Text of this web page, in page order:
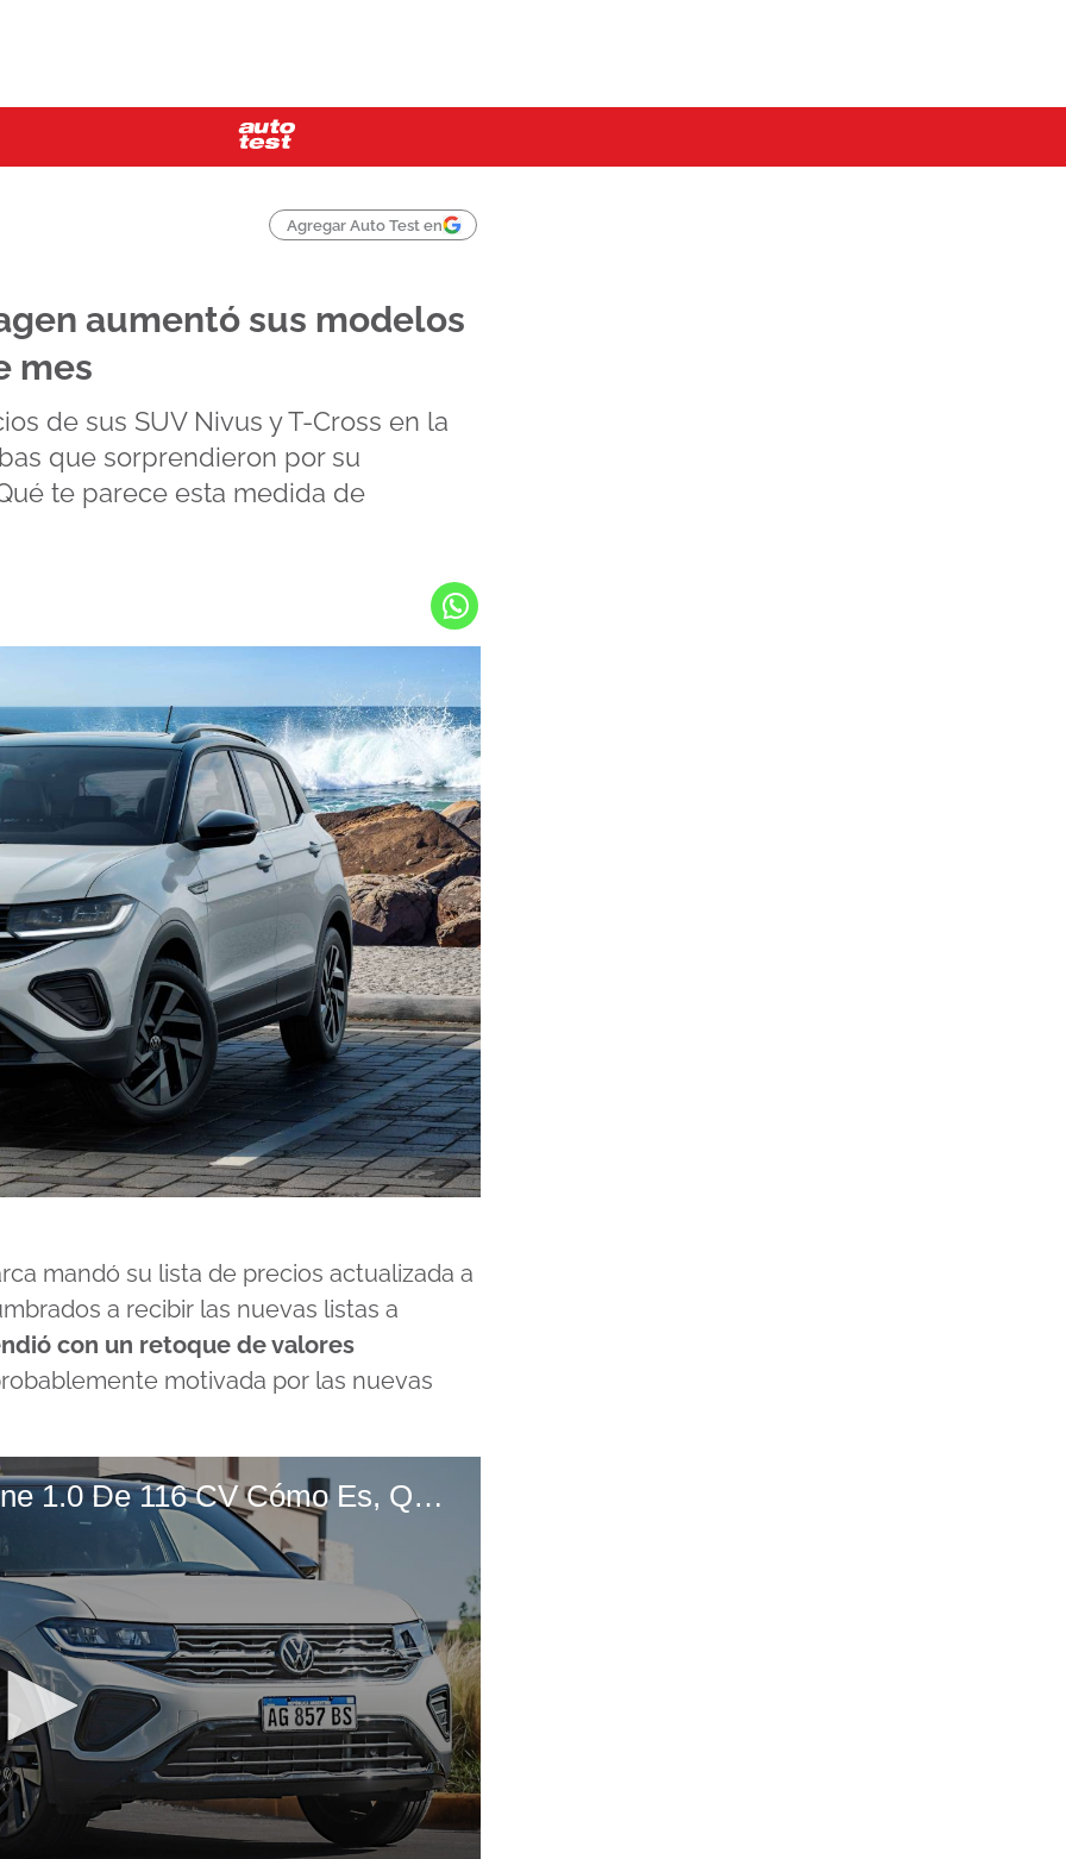
Agregar Auto Test en
aumentó sus modelos
mes
de sus SUV Nivus y T-Cross en la
que sorprendieron por su
te parece esta medida de
mandó su lista de precios actualizada a
a recibir las nuevas listas a
con un retoque de valores
motivada por las nuevas
Prueba VW T-CROSS Highline 1.0 De 116 CV Cómo Es, Qué Trae Y CUÁNTO GASTA